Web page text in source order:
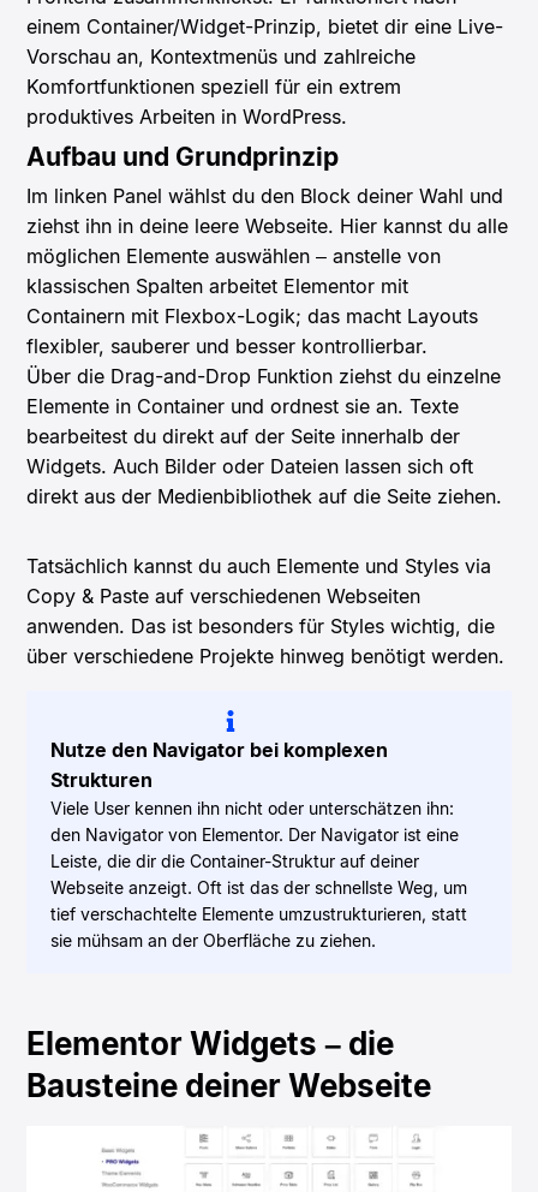
einem Container/Widget-Prinzip, bietet dir eine Live-
Vorschau an, Kontextmenüs und zahlreiche
Komfortfunktionen speziell für ein extrem
produktives Arbeiten in WordPress.
Aufbau und Grundprinzip
Im linken Panel wählst du den Block deiner Wahl und
ziehst ihn in deine leere Webseite. Hier kannst du alle
möglichen Elemente auswählen – anstelle von
klassischen Spalten arbeitet Elementor mit
Containern mit Flexbox-Logik; das macht Layouts
flexibler, sauberer und besser kontrollierbar.
Über die Drag-and-Drop Funktion ziehst du einzelne
Elemente in Container und ordnest sie an. Texte
bearbeitest du direkt auf der Seite innerhalb der
Widgets. Auch Bilder oder Dateien lassen sich oft
direkt aus der Medienbibliothek auf die Seite ziehen.
Tatsächlich kannst du auch Elemente und Styles via
Copy & Paste auf verschiedenen Webseiten
anwenden. Das ist besonders für Styles wichtig, die
über verschiedene Projekte hinweg benötigt werden.
Nutze den Navigator bei komplexen
Strukturen
Viele User kennen ihn nicht oder unterschätzen ihn:
den Navigator von Elementor. Der Navigator ist eine
Leiste, die dir die Container-Struktur auf deiner
Webseite anzeigt. Oft ist das der schnellste Weg, um
tief verschachtelte Elemente umzu­strukturieren, statt
sie mühsam an der Oberfläche zu ziehen.
Elementor Widgets – die
Bausteine deiner Webseite